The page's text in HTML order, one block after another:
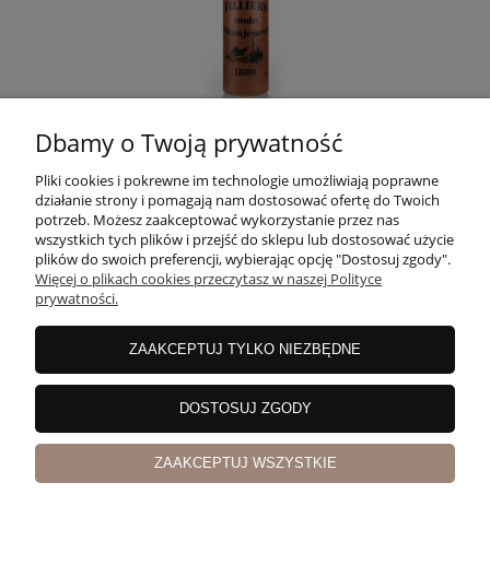
Gin Boomsma dry 45% 0,7l
Dbamy o Twoją prywatność
Pliki cookies i pokrewne im technologie umożliwiają poprawne
działanie strony i pomagają nam dostosować ofertę do Twoich
potrzeb. Możesz zaakceptować wykorzystanie przez nas
wszystkich tych plików i przejść do sklepu lub dostosować użycie
plików do swoich preferencji, wybierając opcję "Dostosuj zgody".
Więcej o plikach cookies przeczytasz w naszej Polityce
prywatności.
ZAAKCEPTUJ TYLKO NIEZBĘDNE
DOSTOSUJ ZGODY
ZAAKCEPTUJ WSZYSTKIE